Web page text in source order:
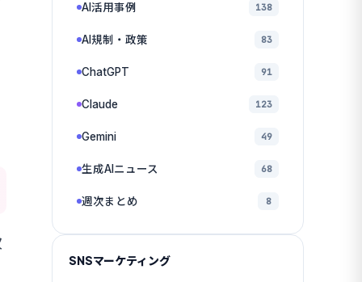
AI活用事例 138
AI規制・政策 83
ChatGPT 91
Claude 123
Gemini 49
生成AIニュース 68
週次まとめ 8
SNSマーケティング